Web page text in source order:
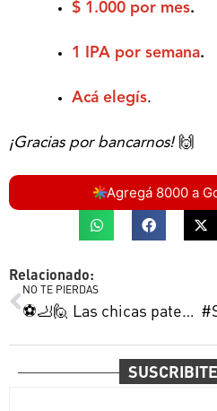
$ 1.000 por mes.
1 IPA por semana.
Acá elegís.
¡Gracias por bancarnos! 🙌
Agregá 8000 a
Relacionado:
NO TE PIERDAS
⚽️🦶🙋 Las chicas patean para adelante | Hablemos de celiaquía | El peso de nuestra industria petroquímica y más